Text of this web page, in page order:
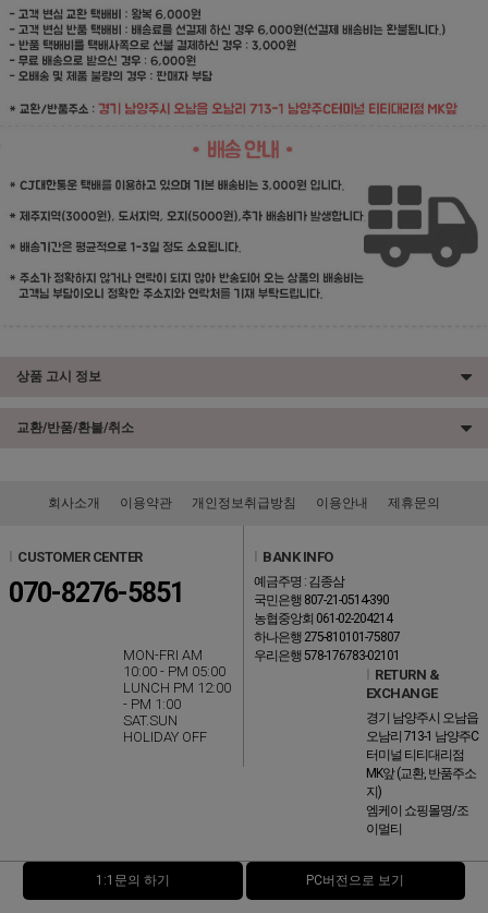
상품 고시 정보
교환/반품/환불/취소
회사소개 이용약관 개인정보취급방침 이용안내 제휴문의
CUSTOMER CENTER
070-8276-5851
MON-FRI AM
10:00 - PM 05:00
LUNCH PM 12:00
- PM 1:00
SAT.SUN
HOLIDAY OFF
BANK INFO
예금주명 : 김종삼
국민은행 807-21-0514-390
농협중앙회 061-02-204214
하나은행 275-810101-75807
우리은행 578-176783-02101
RETURN &
EXCHANGE
경기 남양주시 오남읍
오남리 713-1 남양주C
터미널 티티대리점
MK앞 (교환, 반품주소
지)
엠케이 쇼핑몰명/조
이멀티
1:1문의 하기 PC버전으로 보기